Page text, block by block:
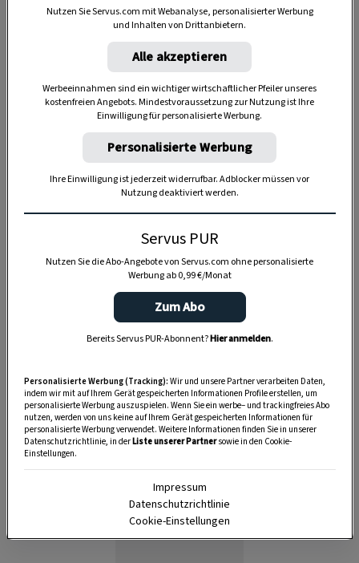
Verwendung:
Vorspeise mit knusprigem Weißbrot
zu Gegrilltem, vor allem zu Lammfleisch, als
Zutat für Salate oder Nudelgerichte.
1 Glas
Nutzen Sie Servus.com mit Webanalyse, personalisierter Werbung
und Inhalten von Drittanbietern.
Alle akzeptieren
Werbeeinnahmen sind ein wichtiger wirtschaftlicher Pfeiler unseres
kostenfreien Angebots. Mindestvoraussetzung zur Nutzung ist Ihre
Einwilligung für personalisierte Werbung.
Personalisierte Werbung
Ihre Einwilligung ist jederzeit widerrufbar. Adblocker müssen vor
Nutzung deaktiviert werden.
Servus PUR
Nutzen Sie die Abo-Angebote von Servus.com ohne personalisierte
Werbung ab 0,99 €/Monat
Zum Abo
Bereits Servus PUR-Abonnent?Hier anmelden.
Personalisierte Werbung (Tracking): Wir und unsere Partner verarbeiten Daten,
indem wir mit auf Ihrem Gerät gespeicherten Informationen Profile erstellen, um
personalisierte Werbung auszuspielen. Wenn Sie ein werbe– und trackingfreies Abo
nutzen, werden von uns keine auf Ihrem Gerät gespeicherten Informationen für
personalisierte Werbung verwendet. Weitere Informationen finden Sie in unserer
Datenschutzrichtlinie, in derListe unserer Partnersowie in den Cookie-
Einstellungen.
Impressum
Datenschutzrichtlinie
Cookie-Einstellungen